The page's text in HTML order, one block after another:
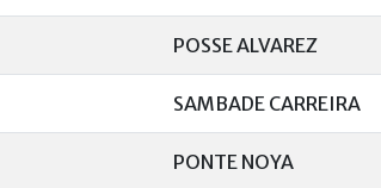
POSSE ALVAREZ
SAMBADE CARREIRA
PONTE NOYA